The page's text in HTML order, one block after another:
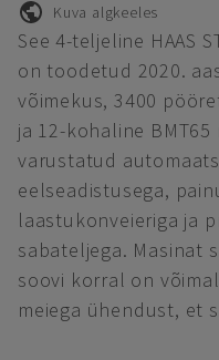
Kuva algkeeles
See 4-teljeline HAAS
on toodetud 2020.
võimekus, 3400
ja 12-kohaline
varustatud
eelseadistusega,
laastukonveieriga ja
sabateljega. Masinat
soovi korral on
meiega ühendust, et